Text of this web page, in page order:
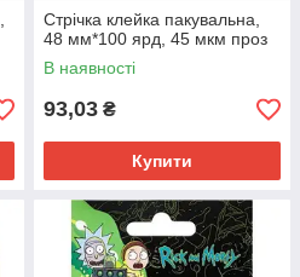
Стрічка клейка пакувальна,
48 мм*100 ярд, 45 мкм проз
В наявності
93,03 ₴
Купити